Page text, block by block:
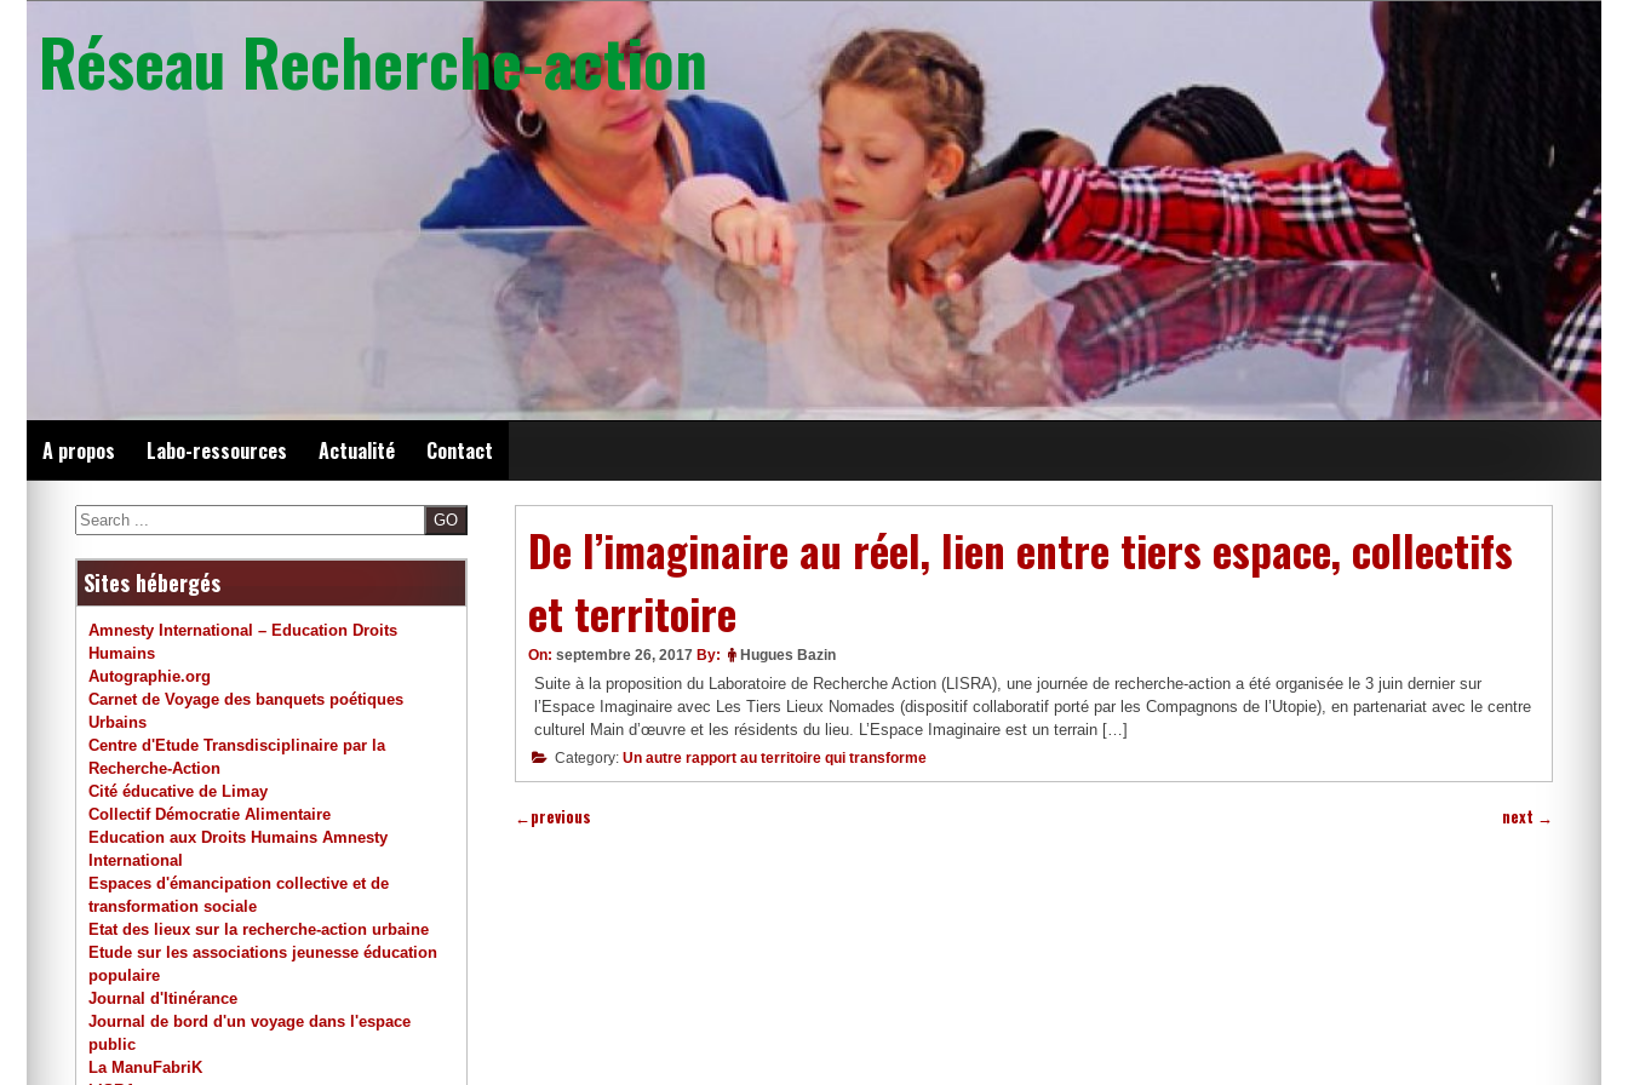
content
Réseau Recherche-action
A propos Labo-ressources Actualité Contact
De l’imaginaire au réel, lien entre tiers espace, collectifs
et territoire
On: septembre 26, 2017 By: Hugues Bazin
Suite à la proposition du Laboratoire de Recherche Action (LISRA), une journée de recherche-action a été organisée le 3 juin dernier sur
l’Espace Imaginaire avec Les Tiers Lieux Nomades (dispositif collaboratif porté par les Compagnons de l’Utopie), en partenariat avec le centre
culturel Main d’œuvre et les résidents du lieu. L’Espace Imaginaire est un terrain […]
Category: Un autre rapport au territoire qui transforme
←previous next →
Search
Sites hébergés
Amnesty International – Education Droits
Humains
Autographie.org
Carnet de Voyage des banquets poétiques
Urbains
Centre d'Etude Transdisciplinaire par la
Recherche-Action
Cité éducative de Limay
Collectif Démocratie Alimentaire
Education aux Droits Humains Amnesty
International
Espaces d'émancipation collective et de
transformation sociale
Etat des lieux sur la recherche-action urbaine
Etude sur les associations jeunesse éducation
populaire
Journal d'Itinérance
Journal de bord d'un voyage dans l'espace
public
La ManuFabriK